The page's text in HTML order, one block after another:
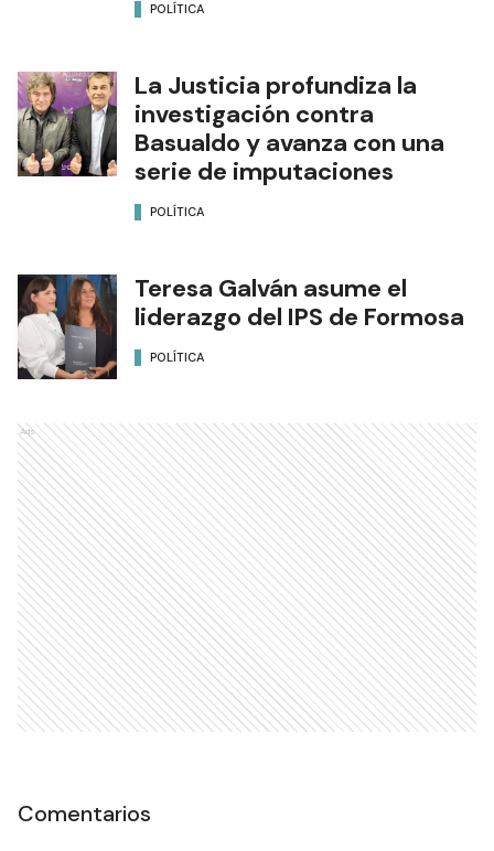
POLÍTICA
La Justicia profundiza la
investigación contra
Basualdo y avanza con una
serie de imputaciones
POLÍTICA
Teresa Galván asume el
liderazgo del IPS de Formosa
POLÍTICA
Ads
Comentarios